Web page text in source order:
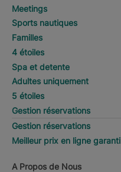
Meetings
Sports nautiques
Familles
4 étoiles
Spa et detente
Adultes uniquement
5 étoiles
Gestion réservations
Gestion réservations
Meilleur prix en ligne garanti
A Propos de Nous